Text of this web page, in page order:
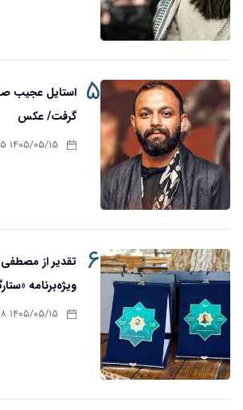
۵ استایل عجیب
گرفت/ عکس
۱۴۰۵/۰۵/۱۵ ۲۱:۴۵
۶
تقدیر از
ویژه‌برنامه
۱۴۰۵/۰۵/۱۵ ۱۵:۳۸